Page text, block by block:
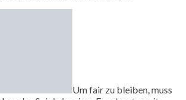
Um fair zu bleiben, muss